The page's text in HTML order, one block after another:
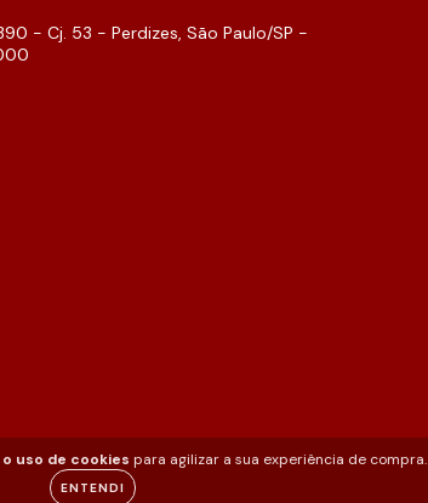
uso de cookies para agilizar a sua experiência de compra.
ENTENDI
- Cj. 53 - Perdizes, São Paulo/SP -